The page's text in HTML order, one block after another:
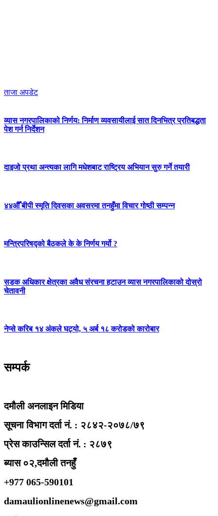
ताजा अपडेट
व्यास नगरपालिकाको निर्णय: निर्माण व्यवसायीलाई सात दिनभित्र प्रतिबद्धता
पेश गर्न निर्देशन
दाइजो प्रथा अन्त्यका लागि मधेशबाट राष्ट्रिय अभियान सुरु गर्ने तयारी
४४औँ बीपी स्मृति दिवसका अवसरमा तनहुँमा विचार गोष्ठी सम्पन्न
मन्त्रिपरिषद्को बैठकले के के निर्णय गर्यो ?
सडक अधिकार क्षेत्रका अवैध संरचना हटाउन व्यास नगरपालिकाको दोस्रो
चेतावनी
नेप्से करिब १४ अंकले घट्यो, ५ अर्ब १८ करोडको कारोबार
सम्पर्क
दमौली अनलाइन मिडिया
सूचना विभाग दर्ता नं. : २८४२-२०७८/७९
प्रेस काउन्सिल दर्ता नं. : २८७९
ब्यास ०२,दमौली तनहुँ
+977 065-590101
damaulionlinenews@gmail.com